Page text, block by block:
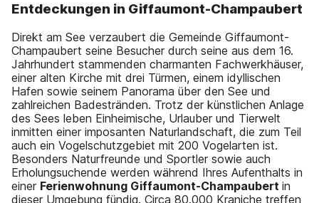
Entdeckungen in Giffaumont-Champaubert
Direkt am See verzaubert die Gemeinde Giffaumont-
Champaubert seine Besucher durch seine aus dem 16.
Jahrhundert stammenden charmanten Fachwerkhäuser,
einer alten Kirche mit drei Türmen, einem idyllischen
Hafen sowie seinem Panorama über den See und
zahlreichen Badestränden. Trotz der künstlichen Anlage
des Sees leben Einheimische, Urlauber und Tierwelt
inmitten einer imposanten Naturlandschaft, die zum Teil
auch ein Vogelschutzgebiet mit 200 Vogelarten ist.
Besonders Naturfreunde und Sportler sowie auch
Erholungsuchende werden während Ihres Aufenthalts in
einer Ferienwohnung Giffaumont-Champaubert in
dieser Umgebung fündig. Circa 80.000 Kraniche treffen